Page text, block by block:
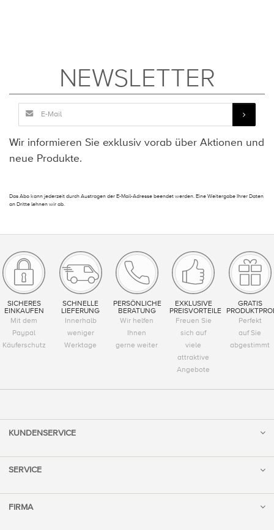
NEWSLETTER
Wir informieren Sie exklusiv vorab über Aktionen und
neue Produkte.
Das Abo kann jederzeit durch Austragen der E-Mail-Adresse beendet werden. Eine Weitergabe Ihrer Daten
an Dritte lehnen wir ab.
SICHERES
EINKAUFEN
Mit dem
Paypal
Käuferschutz
SCHNELLE
LIEFERUNG
Innerhalb
weniger
Werktage
PERSÖNLICHE
BERATUNG
Wir helfen
Ihnen
gerne weiter
EXKLUSIVE
PREISVORTEILE
Freuen Sie
sich auf
viele
attraktive
Angebote
GRATIS
Perfekt
auf Sie
abgestimmt
KUNDENSERVICE
SERVICE
FIRMA